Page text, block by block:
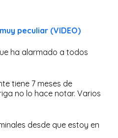
peculiar (VIDEO)
ha alarmado a todos
tiene 7 meses de
no lo hace notar. Varios
desde que estoy en